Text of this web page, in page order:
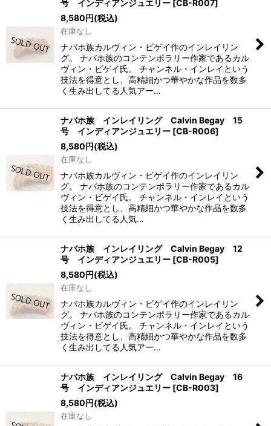
号 インディアンジュエリー [CB-R007]
8,580円(税込)
在庫なし
ナバホ族カルヴィン・ビゲイ作のインレイリン
グ。 ナバホ族のコンテンポラリー作家であるカル
ヴィン・ビゲイ氏。 チャンネル・インレイという
技法を得意とし、高精細かつ華やかな作品を数多
く生み出してる人気アー…
ナバホ族 インレイリング Calvin Begay 15
号 インディアンジュエリー [CB-R006]
8,580円(税込)
在庫なし
ナバホ族カルヴィン・ビゲイ作のインレイリン
グ。 ナバホ族のコンテンポラリー作家であるカル
ヴィン・ビゲイ氏。 チャンネル・インレイという
技法を得意とし、高精細かつ華やかな作品を数多
く生み出してる人気…
ナバホ族 インレイリング Calvin Begay 12
号 インディアンジュエリー [CB-R005]
8,580円(税込)
在庫なし
ナバホ族カルヴィン・ビゲイ作のインレイリン
グ。 ナバホ族のコンテンポラリー作家であるカル
ヴィン・ビゲイ氏。 チャンネル・インレイという
技法を得意とし、高精細かつ華やかな作品を数多
く生み出してる人気アー…
ナバホ族 インレイリング Calvin Begay 16
号 インディアンジュエリー [CB-R003]
8,580円(税込)
在庫なし